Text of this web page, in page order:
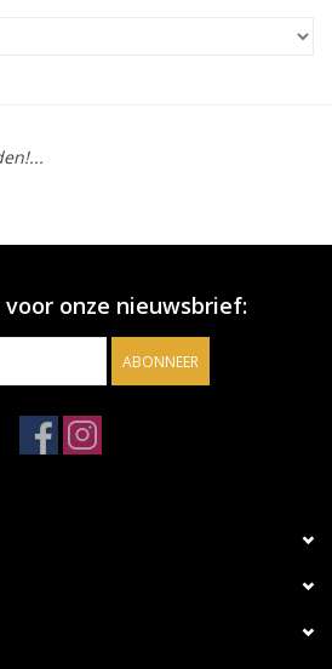
onze nieuwsbrief:
ABONNEER